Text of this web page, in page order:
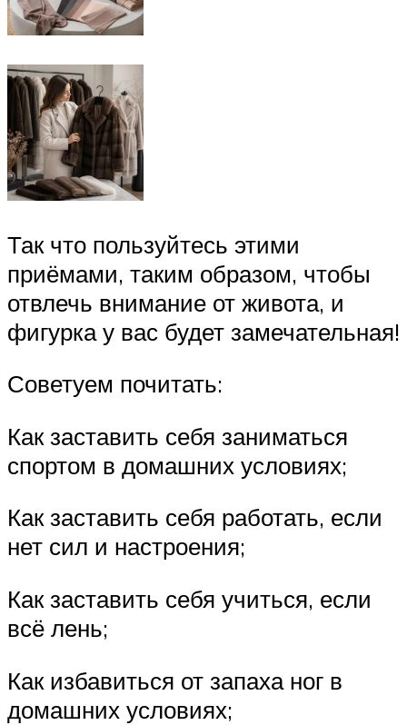
Так что пользуйтесь этими
приёмами, таким образом, чтобы
отвлечь внимание от живота, и
фигурка у вас будет замечательная!
Советуем почитать:
Как заставить себя заниматься
спортом в домашних условиях;
Как заставить себя работать, если
нет сил и настроения;
Как заставить себя учиться, если
всё лень;
Как избавиться от запаха ног в
домашних условиях;